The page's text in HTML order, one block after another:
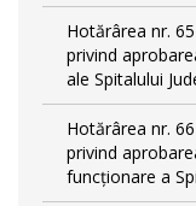
Hotărârea nr.
privind
ale Spitalului
Hotărârea nr.
privind
funcționare a